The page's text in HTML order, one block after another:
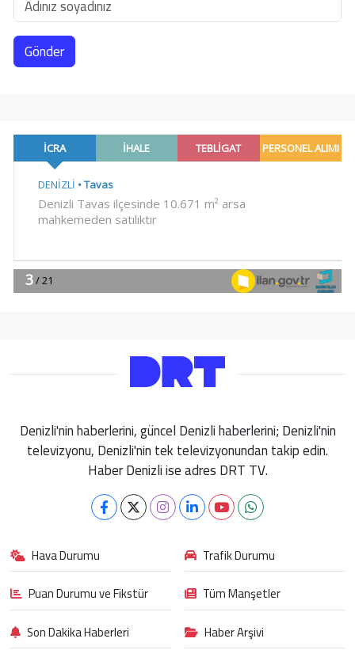
Gönder
Denizli'nin haberlerini, güncel Denizli haberlerini; Denizli'nin
televizyonu, Denizli'nin tek televizyonundan takip edin.
Haber Denizli ise adres DRT TV.
Hava Durumu
Trafik Durumu
Puan Durumu ve Fikstür
Tüm Manşetler
Son Dakika Haberleri
Haber Arşivi